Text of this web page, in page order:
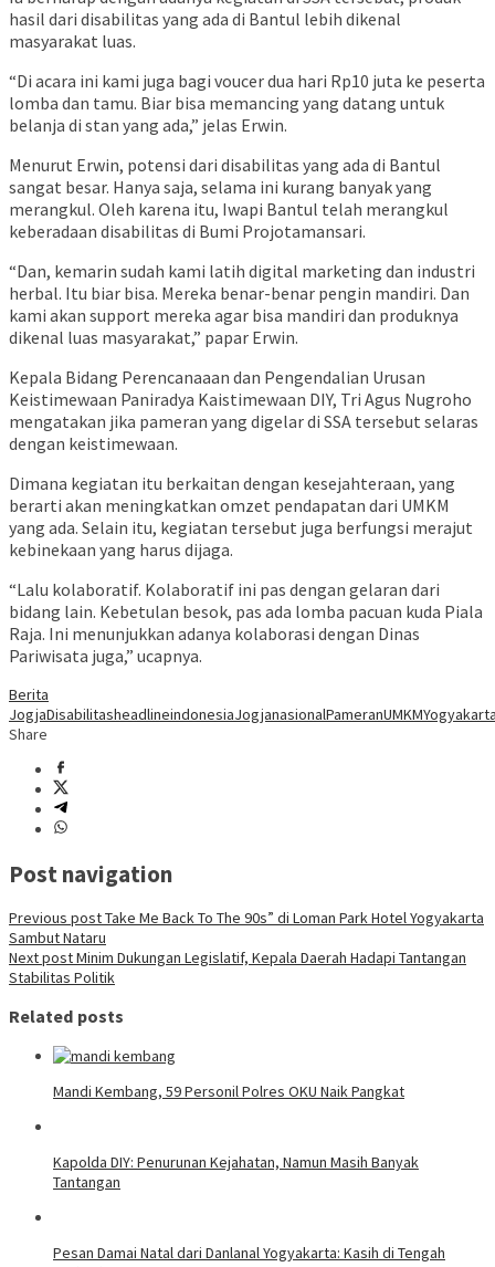
hasil dari disabilitas yang ada di Bantul lebih dikenal
masyarakat luas.
“Di acara ini kami juga bagi voucer dua hari Rp10 juta ke peserta
lomba dan tamu. Biar bisa memancing yang datang untuk
belanja di stan yang ada,” jelas Erwin.
Menurut Erwin, potensi dari disabilitas yang ada di Bantul
sangat besar. Hanya saja, selama ini kurang banyak yang
merangkul. Oleh karena itu, Iwapi Bantul telah merangkul
keberadaan disabilitas di Bumi Projotamansari.
“Dan, kemarin sudah kami latih digital marketing dan industri
herbal. Itu biar bisa. Mereka benar-benar pengin mandiri. Dan
kami akan support mereka agar bisa mandiri dan produknya
dikenal luas masyarakat,” papar Erwin.
Kepala Bidang Perencanaaan dan Pengendalian Urusan
Keistimewaan Paniradya Kaistimewaan DIY, Tri Agus Nugroho
mengatakan jika pameran yang digelar di SSA tersebut selaras
dengan keistimewaan.
Dimana kegiatan itu berkaitan dengan kesejahteraan, yang
berarti akan meningkatkan omzet pendapatan dari UMKM
yang ada. Selain itu, kegiatan tersebut juga berfungsi merajut
kebinekaan yang harus dijaga.
“Lalu kolaboratif. Kolaboratif ini pas dengan gelaran dari
bidang lain. Kebetulan besok, pas ada lomba pacuan kuda Piala
Raja. Ini menunjukkan adanya kolaborasi dengan Dinas
Pariwisata juga,” ucapnya.
Berita
JogjaDisabilitasheadlineindonesiaJogjanasionalPameranUMKM
Share
Post navigation
Previous postTake Me Back To The 90s” di Loman Park Hotel Yogyakarta
Sambut Nataru
Next postMinim Dukungan Legislatif, Kepala Daerah Hadapi Tantangan
Stabilitas Politik
Related posts
Mandi Kembang, 59 Personil Polres OKU Naik Pangkat
Kapolda DIY: Penurunan Kejahatan, Namun Masih Banyak
Tantangan
Pesan Damai Natal dari Danlanal Yogyakarta: Kasih di Tengah